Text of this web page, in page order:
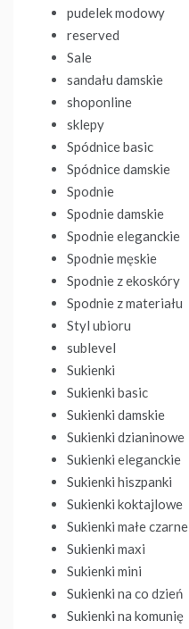
pudelek modowy
reserved
Sale
sandału damskie
shoponline
sklepy
Spódnice basic
Spódnice damskie
Spodnie
Spodnie damskie
Spodnie eleganckie
Spodnie męskie
Spodnie z ekoskóry
Spodnie z materiału
Styl ubioru
sublevel
Sukienki
Sukienki basic
Sukienki damskie
Sukienki dzianinowe
Sukienki eleganckie
Sukienki hiszpanki
Sukienki koktajlowe
Sukienki małe czarne
Sukienki maxi
Sukienki mini
Sukienki na co dzień
Sukienki na komunię